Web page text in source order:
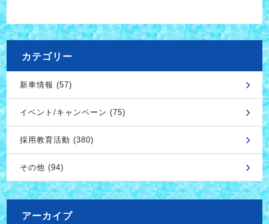
カテゴリー
新車情報 (57)
イベント/キャンペーン (75)
採用教育活動 (380)
その他 (94)
アーカイブ